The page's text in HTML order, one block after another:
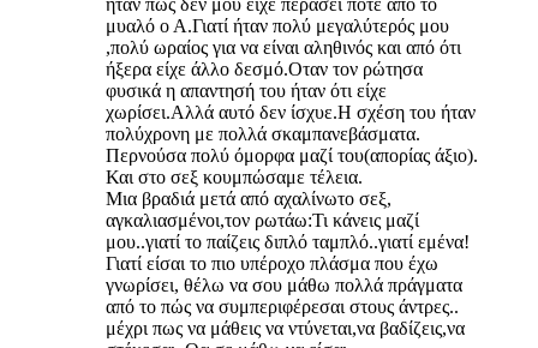
ήταν πώς δεν μου είχε περάσει ποτέ από το
μυαλό ο Α.Γιατί ήταν πολύ μεγαλύτερός μου
,πολύ ωραίος για να είναι αληθινός και από ότι
ήξερα είχε άλλο δεσμό.Οταν τον ρώτησα
φυσικά η απαντησή του ήταν ότι είχε
χωρίσει.Αλλά αυτό δεν ίσχυε.Η σχέση του ήταν
πολύχρονη με πολλά σκαμπανεβάσματα.
Περνούσα πολύ όμορφα μαζί του(απορίας άξιο).
Και στο σεξ κουμπώσαμε τέλεια.
Μια βραδιά μετά από αχαλίνωτο σεξ,
αγκαλιασμένοι,τον ρωτάω:Τι κάνεις μαζί
μου..γιατί το παίζεις διπλό ταμπλό..γιατί εμένα!
Γιατί είσαι το πιο υπέροχο πλάσμα που έχω
γνωρίσει, θέλω να σου μάθω πολλά πράγματα
από το πώς να συμπεριφέρεσαι στους άντρες..
μέχρι πως να μάθεις να ντύνεται,να βαδίζεις,να